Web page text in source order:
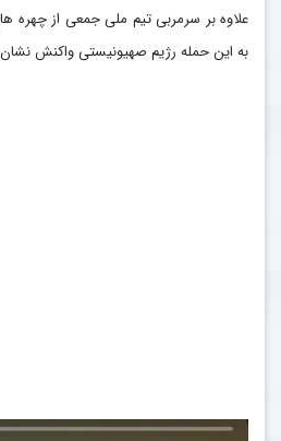
علاوه بر سرمربی تیم ملی جمعی از چهره
به این حمله رژیم صهیونیستی واکنش نشان